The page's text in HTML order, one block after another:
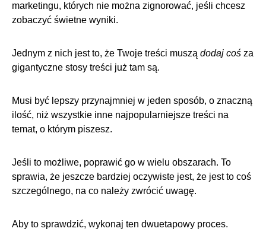
marketingu, których nie można zignorować, jeśli chcesz
zobaczyć świetne wyniki.
Jednym z nich jest to, że Twoje treści muszą dodaj coś za
gigantyczne stosy treści już tam są.
Musi być lepszy przynajmniej w jeden sposób, o znaczną
ilość, niż wszystkie inne najpopularniejsze treści na
temat, o którym piszesz.
Jeśli to możliwe, poprawić go w wielu obszarach. To
sprawia, że jeszcze bardziej oczywiste jest, że jest to coś
szczególnego, na co należy zwrócić uwagę.
Aby to sprawdzić, wykonaj ten dwuetapowy proces.